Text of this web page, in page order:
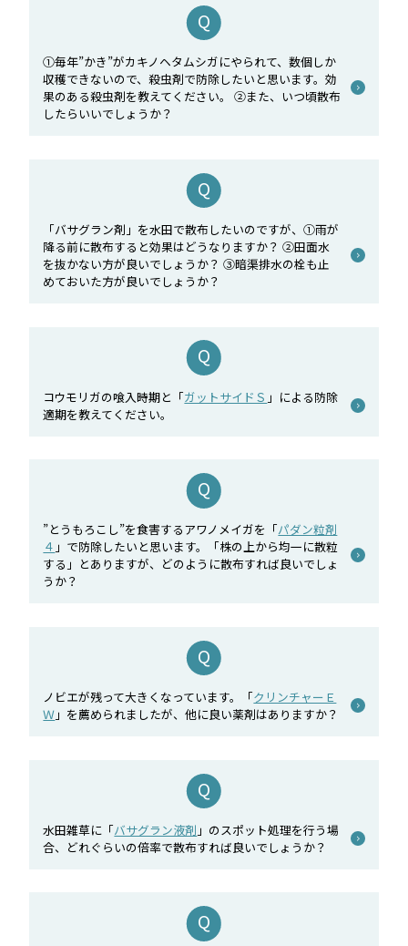
①毎年”かき”がカキノヘタムシガにやられて、数個しか
収穫できないので、殺虫剤で防除したいと思います。効
果のある殺虫剤を教えてください。 ②また、いつ頃散布
したらいいでしょうか？
「バサグラン剤」を水田で散布したいのですが、①雨が
降る前に散布すると効果はどうなりますか？ ②田面水
を抜かない方が良いでしょうか？ ③暗渠排水の栓も止
めておいた方が良いでしょうか？
コウモリガの喰入時期と「ガットサイドＳ 」による防除
適期を教えてください。
”とうもろこし”を食害するアワノメイガを「パダン粒剤
４ 」で防除したいと思います。「株の上から均一に散粒
する」とありますが、どのように散布すれば良いでしょ
うか？
ノビエが残って大きくなっています。「クリンチャーＥ
Ｗ 」を薦められましたが、他に良い薬剤はありますか？
水田雑草に「バサグラン液剤 」のスポット処理を行う場
合、どれぐらいの倍率で散布すれば良いでしょうか？